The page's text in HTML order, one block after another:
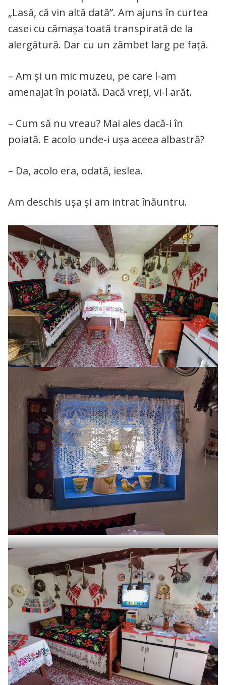
„Lasă, că vin altă dată”. Am ajuns în curtea
casei cu cămașa toată transpirată de la
alergătură. Dar cu un zâmbet larg pe față.
– Am și un mic muzeu, pe care l-am
amenajat în poiată. Dacă vreți, vi-l arăt.
– Cum să nu vreau? Mai ales dacă-i în
poiată. E acolo unde-i ușa aceea albastră?
– Da, acolo era, odată, ieslea.
Am deschis ușa și am intrat înăuntru.